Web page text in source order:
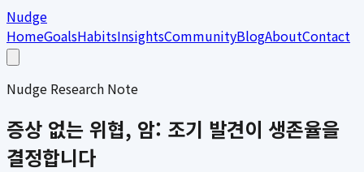
Nudge
HomeGoalsHabitsInsightsCommunityBlogAboutContact
Nudge Research Note
증상 없는 위협, 암: 조기 발견이 생존율을
결정합니다